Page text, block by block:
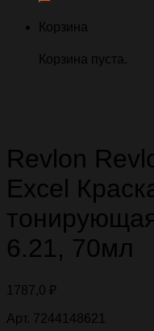
Корзина
Корзина пуста.
Revlon
Excel
6.21, 70мл
1787,0 ₽
Арт. 7244148621